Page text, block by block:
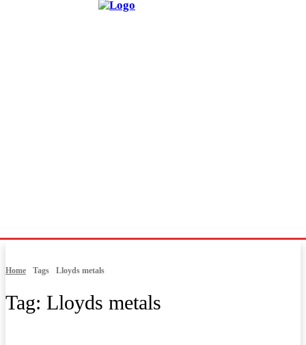
Home Tags Lloyds metals
Tag: Lloyds metals